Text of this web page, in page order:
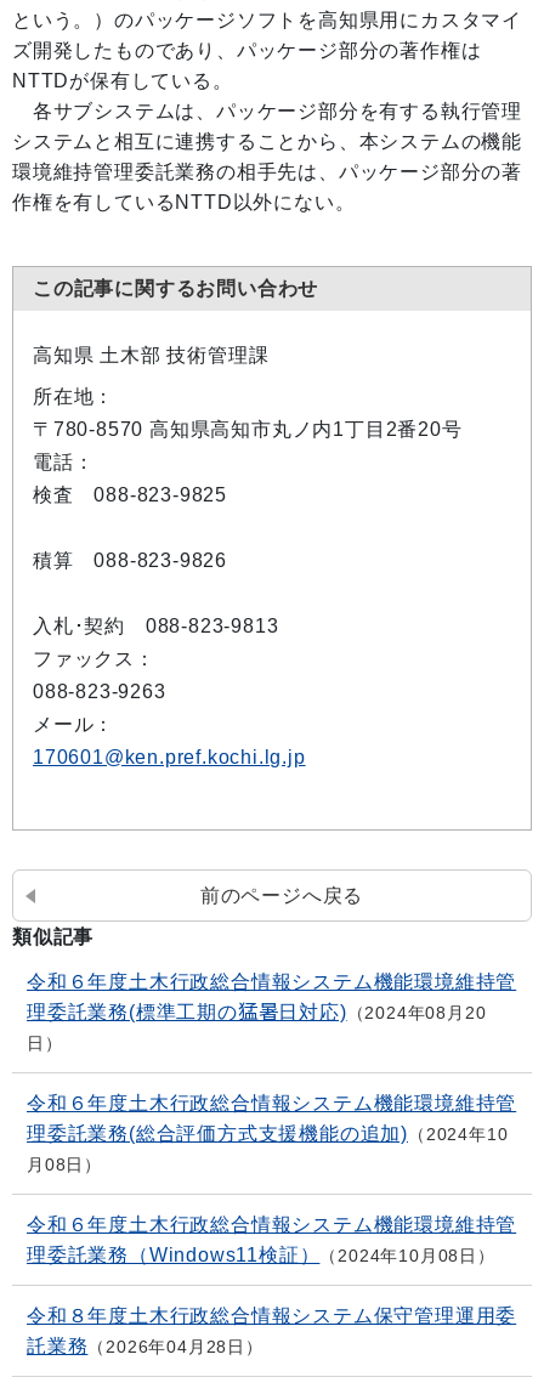
という。）のパッケージソフトを高知県用にカスタマイ
ズ開発したものであり、パッケージ部分の著作権は
NTTDが保有している。
各サブシステムは、パッケージ部分を有する執行管理
システムと相互に連携することから、本システムの機能
環境維持管理委託業務の相手先は、パッケージ部分の著
作権を有しているNTTD以外にない。
この記事に関するお問い合わせ
高知県 土木部 技術管理課
所在地：
〒780-8570 高知県高知市丸ノ内1丁目2番20号
電話：
検査 088-823-9825
積算 088-823-9826
入札･契約 088-823-9813
ファックス：
088-823-9263
メール：
170601@ken.pref.kochi.lg.jp
前のページへ戻る
類似記事
令和６年度土木行政総合情報システム機能環境維持管
理委託業務(標準工期の猛暑日対応)
2024年08月20
日
令和６年度土木行政総合情報システム機能環境維持管
理委託業務(総合評価方式支援機能の追加)
2024年10
月08日
令和６年度土木行政総合情報システム機能環境維持管
理委託業務（Windows11検証）
2024年10月08日
令和８年度土木行政総合情報システム保守管理運用委
託業務
2026年04月28日